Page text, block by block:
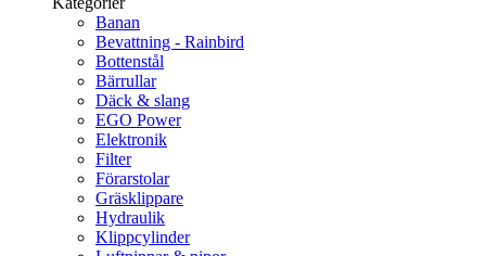
Banan
Bevattning - Rainbird
Bottenstål
Bärrullar
Däck & slang
EGO Power
Elektronik
Filter
Förarstolar
Gräsklippare
Hydraulik
Klippcylinder